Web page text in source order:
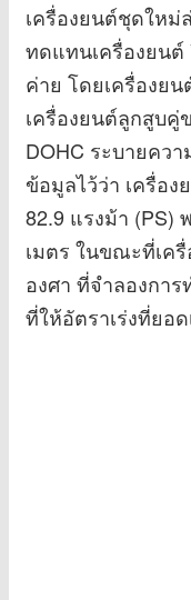
เครื่องยนต์ชุดให
ทดแทนเครื่องยนต์
ค่าย โดยเครื่องย
เครื่องยนต์ลูกสูบคู่
DOHC ระบายคว
ข้อมูลไว้ว่า เครื่อ
82.9 แรงม้า (PS)
เมตร ในขณะที่เค
องศา ที่จำลองการ
ที่ให้อัตราเร่งที่ยอ